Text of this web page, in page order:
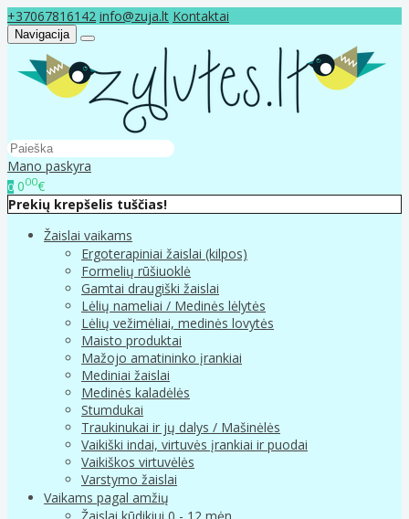
+37067816142 info@zuja.lt Kontaktai
Navigacija
Mano paskyra
0 000€
Prekių krepšelis tuščias!
Žaislai vaikams
Ergoterapiniai žaislai (kilpos)
Formelių rūšiuoklė
Gamtai draugiški žaislai
Lėlių nameliai / Medinės lėlytės
Lėlių vežimėliai, medinės lovytės
Maisto produktai
Mažojo amatininko įrankiai
Mediniai žaislai
Medinės kaladėlės
Stumdukai
Traukinukai ir jų dalys / Mašinėlės
Vaikiški indai, virtuvės įrankiai ir puodai
Vaikiškos virtuvėlės
Varstymo žaislai
Vaikams pagal amžių
Žaislai kūdikiui 0 - 12 mėn.